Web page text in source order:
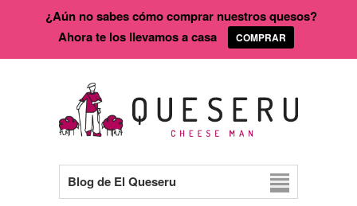
Blog de El Queseru
¿Aún no sabes cómo comprar nuestros quesos?
Ahora te los llevamos a casa
COMPRAR